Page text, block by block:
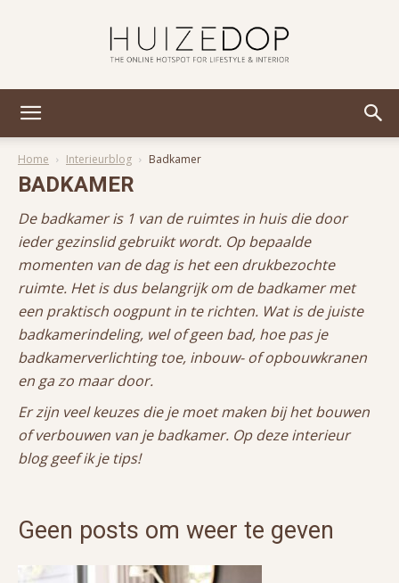
Home Interieurblog Badkamer
BADKAMER
De badkamer is 1 van de ruimtes in huis die door
ieder gezinslid gebruikt wordt. Op bepaalde
momenten van de dag is het een drukbezochte
ruimte. Het is dus belangrijk om de badkamer met
een praktisch oogpunt in te richten. Wat is de juiste
badkamerindeling, wel of geen bad, hoe pas je
badkamerverlichting toe, inbouw- of opbouwkranen
en ga zo maar door.
Er zijn veel keuzes die je moet maken bij het bouwen
of verbouwen van je badkamer. Op deze interieur
blog geef ik je tips!
Geen posts om weer te geven